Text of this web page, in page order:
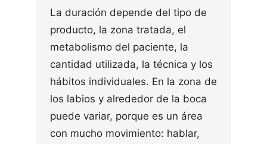
La duración depende del tipo de
producto, la zona tratada, el
metabolismo del paciente, la
cantidad utilizada, la técnica y los
hábitos individuales. En la zona de
los labios y alrededor de la boca
puede variar, porque es un área
con mucho movimiento: hablar,